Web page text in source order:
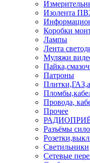
Изолента
Коробки
Лампы
Лента
Муляжи
Патроны
Провода,
Прочее
Разъёмы
Светильники
Сетевые